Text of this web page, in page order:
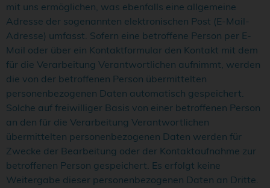
mit uns ermöglichen, was ebenfalls eine allgemeine
Adresse der sogenannten elektronischen Post (E-Mail-
Adresse) umfasst. Sofern eine betroffene Person per E-
Mail oder über ein Kontaktformular den Kontakt mit dem
für die Verarbeitung Verantwortlichen aufnimmt, werden
die von der betroffenen Person übermittelten
personenbezogenen Daten automatisch gespeichert.
Solche auf freiwilliger Basis von einer betroffenen Person
an den für die Verarbeitung Verantwortlichen
übermittelten personenbezogenen Daten werden für
Zwecke der Bearbeitung oder der Kontaktaufnahme zur
betroffenen Person gespeichert. Es erfolgt keine
Weitergabe dieser personenbezogenen Daten an Dritte.